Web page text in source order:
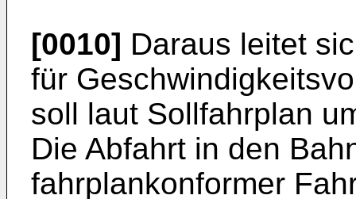
[0010] Daraus leitet
für
soll laut Sollfahrplan
Die Abfahrt in den
fahrplankonformer